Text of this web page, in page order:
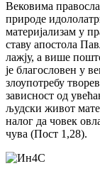
Вековима
природе
материјализам у
ставу апостола
лажју, а више
је благословен у
злоупотребу
зависност од
људски живот
налог да човек
чува (Пост 1,28).